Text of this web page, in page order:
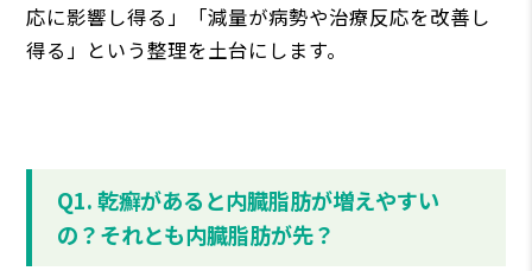
応に影響し得る」「減量が病勢や治療反応を改善し
得る」という整理を土台にします。
Q1. 乾癬があると内臓脂肪が増えやすい
の？それとも内臓脂肪が先？